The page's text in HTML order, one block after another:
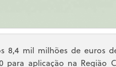
8,4 mil milhões de euros
para aplicação na